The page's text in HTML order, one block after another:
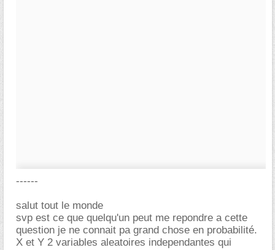
------
salut tout le monde
svp est ce que quelqu'un peut me repondre a cette
question je ne connait pa grand chose en probabilité.
X et Y 2 variables aleatoires independantes qui